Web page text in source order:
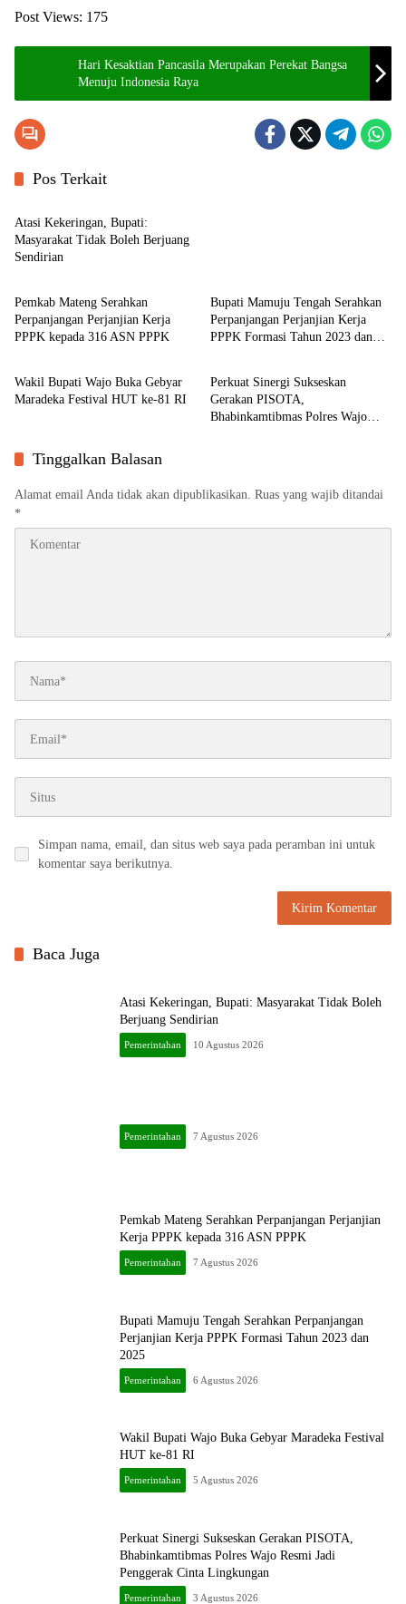
Post Views: 175
Hari Kesaktian Pancasila Merupakan Perekat Bangsa
Menuju Indonesia Raya
Pos Terkait
Pemerintahan
Atasi Kekeringan, Bupati:
Masyarakat Tidak Boleh Berjuang
Sendirian
Pemerintahan
Pemkab Mateng Serahkan
Perpanjangan Perjanjian Kerja
PPPK kepada 316 ASN PPPK
Bupati Mamuju Tengah Serahkan
Perpanjangan Perjanjian Kerja
PPPK Formasi Tahun 2023 dan
Pemerintahan
Wakil Bupati Wajo Buka Gebyar
Maradeka Festival HUT ke-81 RI
Pemerintahan
Perkuat Sinergi Sukseskan
Gerakan PISOTA,
Bhabinkamtibmas Polres Wajo
Tinggalkan Balasan
Alamat email Anda tidak akan dipublikasikan. Ruas yang wajib ditandai
*
Simpan nama, email, dan situs web saya pada peramban ini untuk
komentar saya berikutnya.
Baca Juga
Atasi Kekeringan, Bupati: Masyarakat Tidak Boleh
Berjuang Sendirian
Pemerintahan 10 Agustus 2026
Pemerintahan 7 Agustus 2026
Pemkab Mateng Serahkan Perpanjangan Perjanjian
Kerja PPPK kepada 316 ASN PPPK
Pemerintahan 7 Agustus 2026
Bupati Mamuju Tengah Serahkan Perpanjangan
Perjanjian Kerja PPPK Formasi Tahun 2023 dan
2025
Pemerintahan 6 Agustus 2026
Wakil Bupati Wajo Buka Gebyar Maradeka Festival
HUT ke-81 RI
Pemerintahan 5 Agustus 2026
Perkuat Sinergi Sukseskan Gerakan PISOTA,
Bhabinkamtibmas Polres Wajo Resmi Jadi
Penggerak Cinta Lingkungan
Pemerintahan 3 Agustus 2026